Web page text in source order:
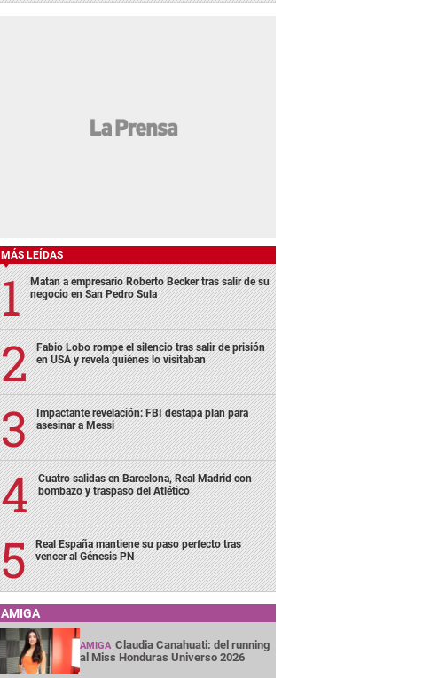
MÁS LEÍDAS
Matan a empresario Roberto Becker tras salir de su
negocio en San Pedro Sula
Fabio Lobo rompe el silencio tras salir de prisión
en USA y revela quiénes lo visitaban
Impactante revelación: FBI destapa plan para
asesinar a Messi
Cuatro salidas en Barcelona, Real Madrid con
bombazo y traspaso del Atlético
Real España mantiene su paso perfecto tras
vencer al Génesis PN
AMIGA
AMIGA Claudia Canahuati: del running
al Miss Honduras Universo 2026